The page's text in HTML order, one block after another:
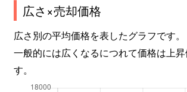
広さ×売却価格
広さ別の平均価格を表したグラフです。
一般的には広くなるにつれて価格は上
す。